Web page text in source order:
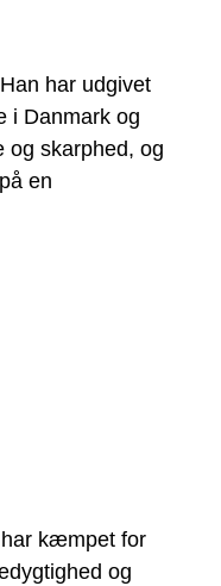
har udgivet
i Danmark og
og skarphed, og
en
kæmpet for
og